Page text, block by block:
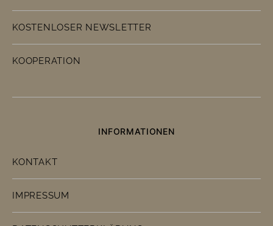
KOSTENLOSER NEWSLETTER
KOOPERATION
INFORMATIONEN
KONTAKT
IMPRESSUM